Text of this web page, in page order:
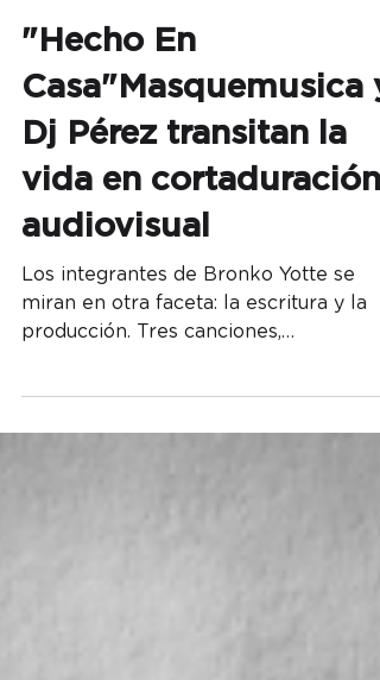
#NativoLab
10 sept 2021
"Hecho En
Casa"Masquemusica y
Dj Pérez transitan la
vida en cortaduración
audiovisual
Los integrantes de Bronko Yotte se
producción. Tres canciones,